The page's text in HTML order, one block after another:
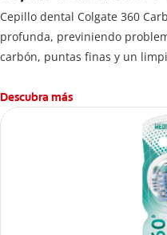
Cepillo dental Colgate 360
profunda, previniendo
carbón, puntas finas y un
Descubra más